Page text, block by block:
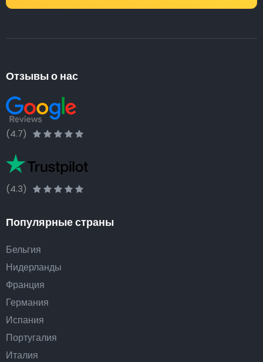
Отзывы о нас
(4.7)
(4.3)
Популярные страны
Бельгия
Нидерланды
Франция
Германия
Испания
Португалия
Италия